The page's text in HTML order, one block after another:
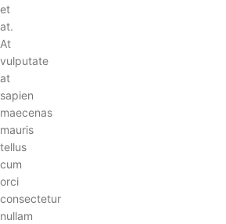
et
at.
At
vulputate
at
sapien
maecenas
mauris
tellus
cum
orci
consectetur
nullam